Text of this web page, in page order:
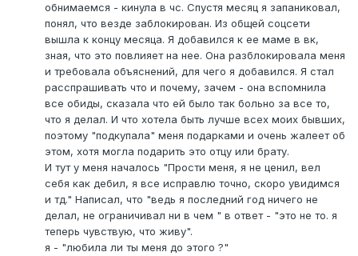
обнимаемся - кинула в чс. Спустя месяц я запаниковал,
понял, что везде заблокирован. Из общей соцсети
вышла к концу месяца. Я добавился к ее маме в вк,
зная, что это повлияет на нее. Она разблокировала меня
и требовала объяснений, для чего я добавился. Я стал
расспрашивать что и почему, зачем - она вспомнила
все обиды, сказала что ей было так больно за все то,
что я делал. И что хотела быть лучше всех моих бывших,
поэтому "подкупала" меня подарками и очень жалеет об
этом, хотя могла подарить это отцу или брату.
И тут у меня началось "Прости меня, я не ценил, вел
себя как дебил, я все исправлю точно, скоро увидимся
и тд." Написал, что "ведь я последний год ничего не
делал, не ограничивал ни в чем " в ответ - "это не то. я
теперь чувствую, что живу".
я - "любила ли ты меня до этого ?"